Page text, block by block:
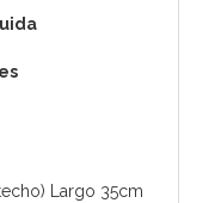
Largo 35cm